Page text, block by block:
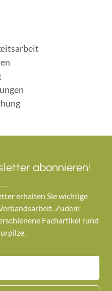
abonnieren!
erhalten Sie wichtige
Zudem
Fachartikel rund